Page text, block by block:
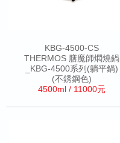
KBG-4500-CS
THERMOS 膳魔師燜燒鍋
_KBG-4500系列(躺平鍋)
(不銹鋼色)
4500ml / 11000元